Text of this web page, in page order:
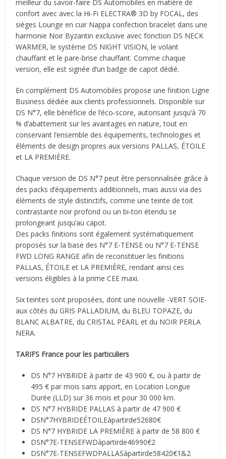
meilleur du savoir-faire DS Automobiles en matière de
confort avec avec la Hi-Fi ELECTRA® 3D by FOCAL, des
sièges Lounge en cuir Nappa confection bracelet dans une
harmonie Noir Byzantin exclusive avec fonction DS NECK
WARMER, le système DS NIGHT VISION, le volant
chauffant et le pare-brise chauffant. Comme chaque
version, elle est signée d’un badge de capot dédié.
En complément DS Automobiles propose une finition Ligne
Business dédiée aux clients professionnels. Disponible sur
DS N°7, elle bénéficie de l’éco‐score, autorisant jusqu’à 70
% d’abattement sur les avantages en nature, tout en
conservant l’ensemble des équipements, technologies et
éléments de design propres aux versions PALLAS, ÉTOILE
et LA PREMIÈRE.
Chaque version de DS N°7 peut être personnalisée grâce à
des packs d’équipements additionnels, mais aussi via des
éléments de style distinctifs, comme une teinte de toit
contrastante noir profond ou un bi-ton étendu se
prolongeant jusqu’au capot.
Des packs finitions sont également systématiquement
proposés sur la base des N°7 E-TENSE ou N°7 E-TENSE
FWD LONG RANGE afin de reconstituer les finitions
PALLAS, ÉTOILE et LA PREMIÈRE, rendant ainsi ces
versions éligibles à la prime CEE maxi.
Six teintes sont proposées, dont une nouvelle -VERT SOIE-
aux côtés du GRIS PALLADIUM, du BLEU TOPAZE, du
BLANC ALBATRE, du CRISTAL PEARL et du NOIR PERLA
NERA.
TARIFS France pour les particuliers
DS N°7 HYBRIDE à partir de 43 900 €, ou à partir de
495 € par mois sans apport, en Location Longue
Durée (LLD) sur 36 mois et pour 30 000 km.
DS N°7 HYBRIDE PALLAS à partir de 47 900 €
DSN°7HYBRIDEÉTOILEàpartirde52680€
DS N°7 HYBRIDE LA PREMIÈRE à partir de 58 800 €
DSN°7E-TENSEFWDàpartirde46990€2
DSN°7E-TENSEFWDPALLASàpartirde58420€1&2